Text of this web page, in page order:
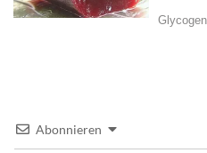
Abonnieren